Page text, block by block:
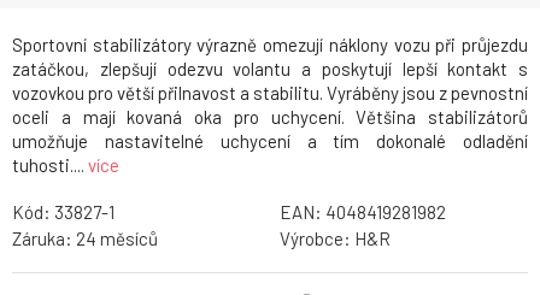
Sportovní stabilizátory výrazně omezují náklony vozu při průjezdu
zatáčkou, zlepšují odezvu volantu a poskytují lepší kontakt s
vozovkou pro větší přilnavost a stabilitu. Vyráběny jsou z pevnostní
oceli a mají kovaná oka pro uchycení. Většina stabilizátorů
umožňuje nastavitelné uchycení a tím dokonalé odladění
tuhosti.... více
Kód: 33827-1 EAN: 4048419281982
Záruka: 24 Výrobce: H&R